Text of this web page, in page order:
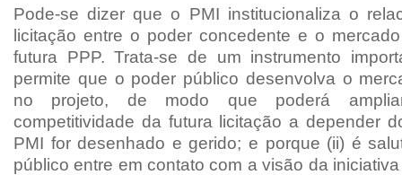
Pode-se dizer que o PMI institucionaliza o
licitação entre o poder concedente e o
futura PPP. Trata-se de um instrumento
permite que o poder público desenvolva o
no projeto, de modo que poderá
competitividade da futura licitação a depender
PMI for desenhado e gerido; e porque (ii) é
público entre em contato com a visão da